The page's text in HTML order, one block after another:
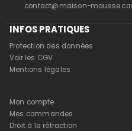
contact@maison-
INFOS PRATIQUES
Protection des données
Voir les CGV
Mentions légales
Mon compte
Mes commandes
Droit à la rétraction